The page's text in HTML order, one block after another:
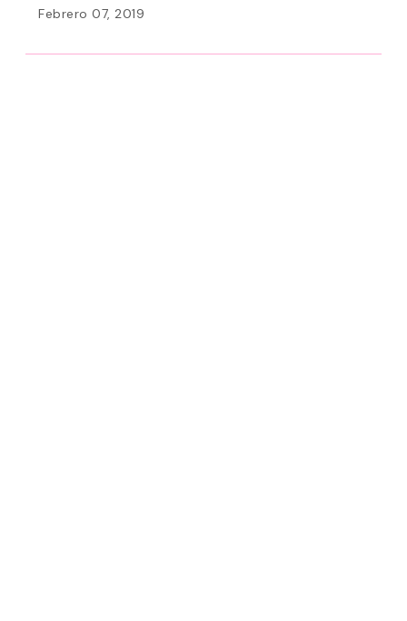
Febrero 07, 2019